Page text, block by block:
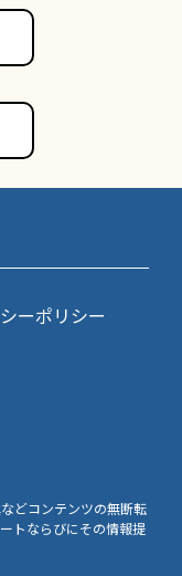
ーポリシー
どコンテンツの無断転
トならびにその情報提